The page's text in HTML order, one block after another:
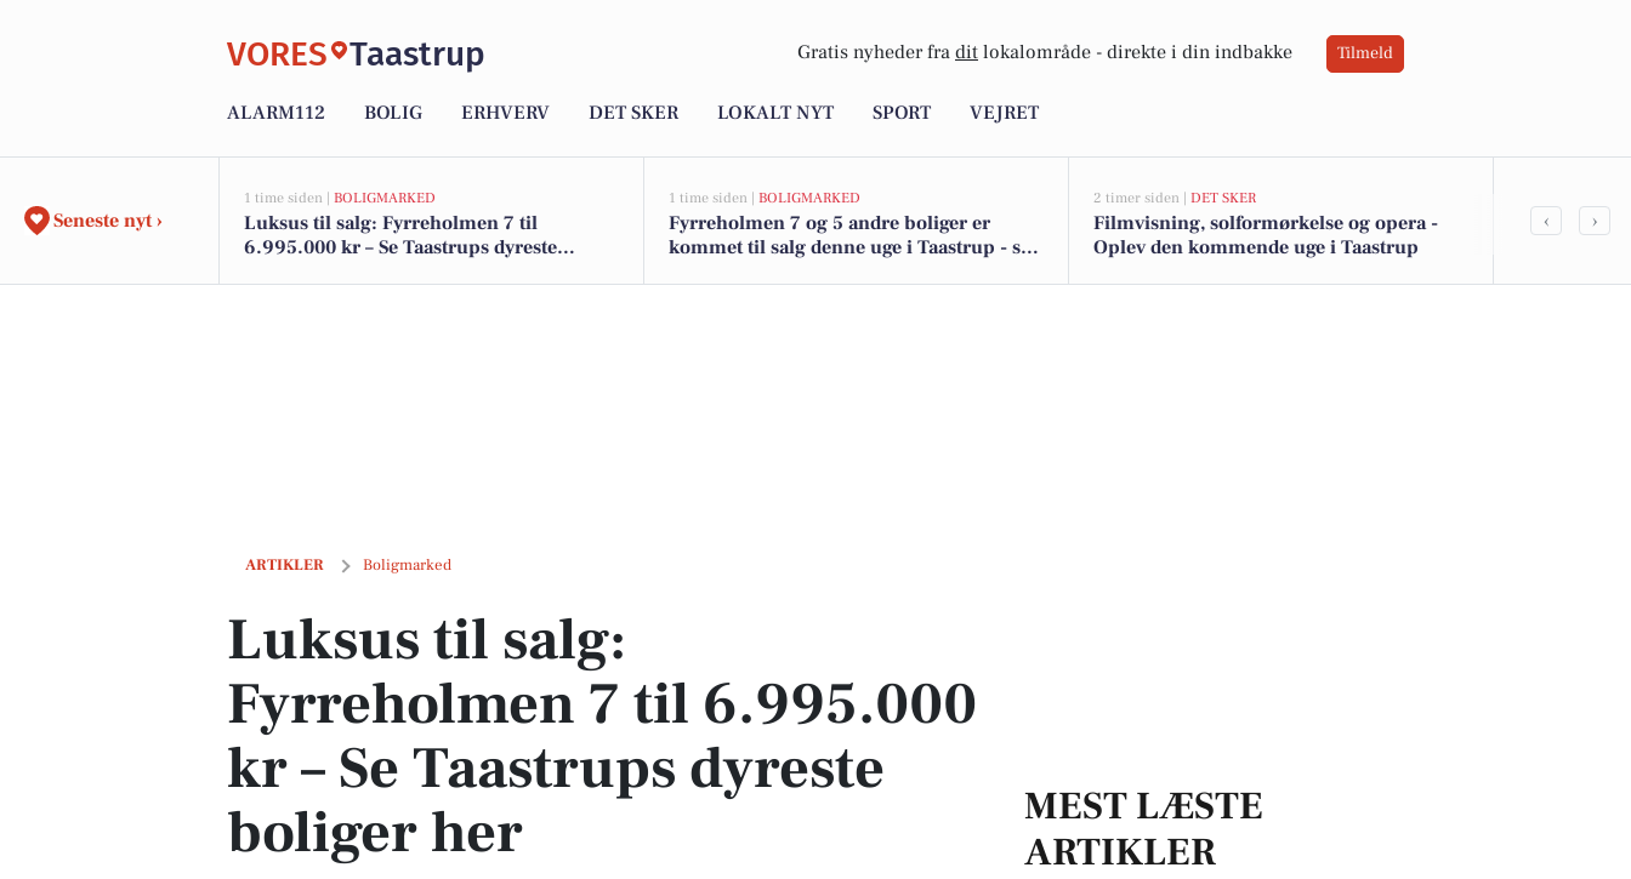
VORES Taastrup Gratis nyheder fra dit lokalområde - direkte i din indbakke Tilmeld
ALARM112 BOLIG ERHVERV DET SKER LOKALT NYT SPORT VEJRET
Seneste nyt ›
1 time siden | BOLIGMARKED
Luksus til salg: Fyrreholmen 7 til
6.995.000 kr – Se Taastrups dyreste
1 time siden | BOLIGMARKED
Fyrreholmen 7 og 5 andre boliger er
kommet til salg denne uge i Taastrup - se
2 timer siden | DET SKER
Filmvisning, solformørkelse og opera -
Oplev den kommende uge i Taastrup
Savner du
‹ ›
ARTIKLER Boligmarked
Luksus til salg: Fyrreholmen 7 til 6.995.000 kr – Se Taastrups dyreste boliger her
Luksus til salg:
Fyrreholmen 7 til 6.995.000
kr – Se Taastrups dyreste
boliger her
MEST LÆSTE
ARTIKLER